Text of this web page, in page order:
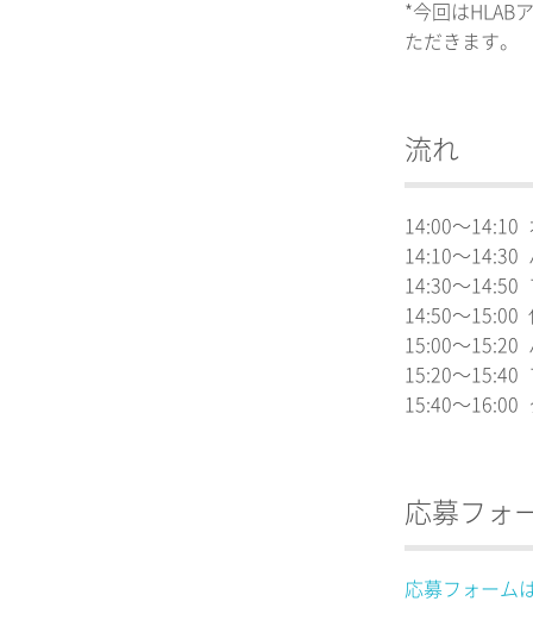
*今回はHLAB
ただきます。
流れ
14:00〜14:10
14:10〜14:30
14:30〜14:50
14:50〜15:00
15:00〜15:20
15:20〜15:40
15:40〜16:00
応募フォ
応募フォーム